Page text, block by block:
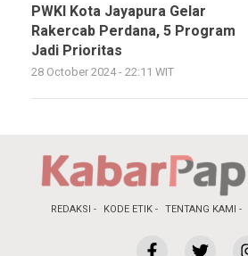
PWKI Kota Jayapura Gelar
Rakercab Perdana, 5 Program
Jadi Prioritas
28 October 2024 - 22:11 WIT
REDAKSI KODE ETIK TENTANG KAMI